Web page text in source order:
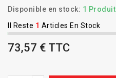
Disponible en stock: 1 Produit
Il Reste 1 Articles En Stock
73,57 € TTC